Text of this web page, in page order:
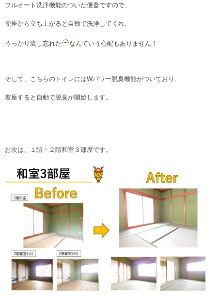
フルオート洗浄機能のついた便器ですので、
便座から立ち上がると自動で洗浄してくれ、
うっかり流し忘れた なんていう心配もありません！
そして、こちらのトイレにはWパワー脱臭機能がついており、
着座すると自動で脱臭が開始します。
お次は、１階・２階和室３部屋です。